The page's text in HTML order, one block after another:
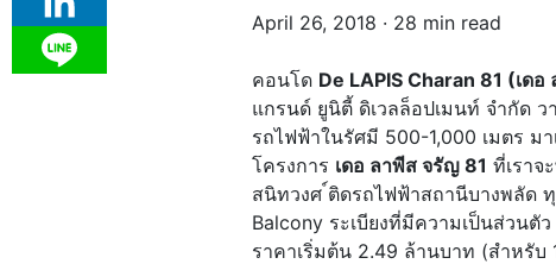
April 26, 2018 · 28 min read
คอนโด De LAPIS Charan 81 (เด
แกรนด์ ยูนิตี้ ดิเวลล็อปเมนท์ จำกัด
รถไฟฟ้าในรัศมี 500-1,000 เมตร
โครงการ เดอ ลาพีส จรัญ 81 ที่เรา
สนิทวงศ ์ติดรถไฟฟ้าสถานีบางพลัด
Balcony ระเบียงที่มีความเป็นส่วนตั
ราคาเริ่มต้น 2.49 ล้านบาท (สำหรับ